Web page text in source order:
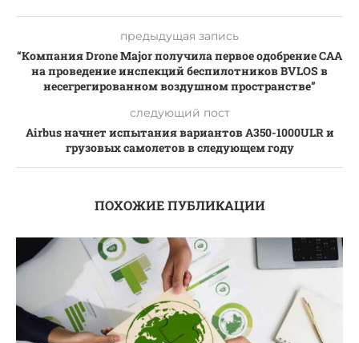
предыдущая запись
“Компания Drone Major получила первое одобрение CAA
на проведение инспекций беспилотников BVLOS в
несегрегированном воздушном пространстве”
следующий пост
Airbus начнет испытания вариантов A350-1000ULR и
грузовых самолетов в следующем году
ПОХОЖИЕ ПУБЛИКАЦИИ